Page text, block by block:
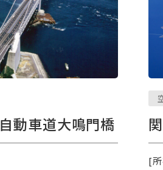
動車道大鳴門橋
[